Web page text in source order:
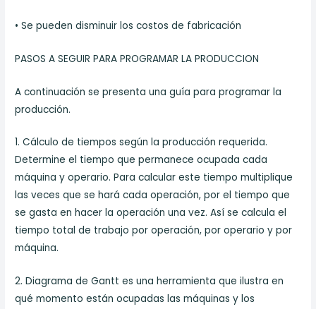
• Se pueden disminuir los costos de fabricación
PASOS A SEGUIR PARA PROGRAMAR LA PRODUCCION
A continuación se presenta una guía para programar la
producción.
1. Cálculo de tiempos según la producción requerida.
Determine el tiempo que permanece ocupada cada
máquina y operario. Para calcular este tiempo multiplique
las veces que se hará cada operación, por el tiempo que
se gasta en hacer la operación una vez. Así se calcula el
tiempo total de trabajo por operación, por operario y por
máquina.
2. Diagrama de Gantt es una herramienta que ilustra en
qué momento están ocupadas las máquinas y los